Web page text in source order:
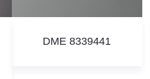
DME 8339441